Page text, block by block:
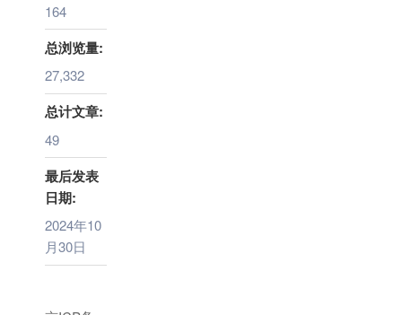
164
总浏览量:
27,332
总计文章:
49
最后发表
日期:
2024年10
月30日